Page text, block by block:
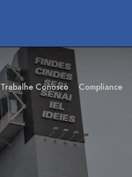
Trabalhe Conosco Compliance